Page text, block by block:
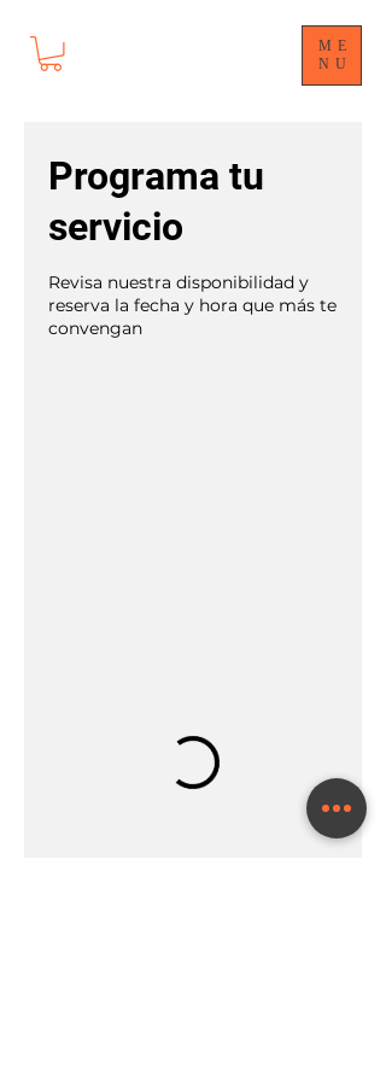
ME
NU
Programa tu
servicio
Revisa nuestra disponibilidad y
reserva la fecha y hora que más te
convengan